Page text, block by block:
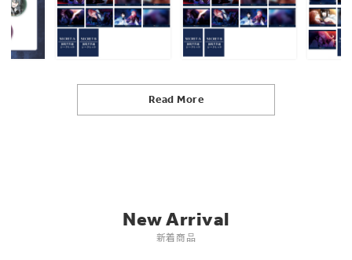
Read More
New Arrival
新着商品